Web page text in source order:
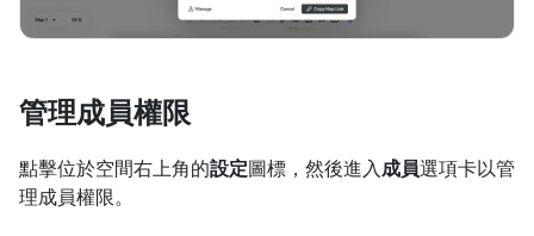
管理成員權限
點擊位於空間右上角的設定圖標，然後進入 成員選項卡以管
理成員權限。